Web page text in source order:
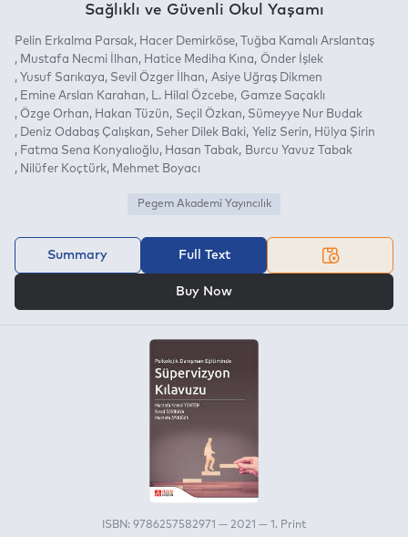
Sağlıklı ve Güvenli Okul Yaşamı
Pelin Erkalma Parsak Hacer Demirköse
Tuğba Kamalı Arslantaş
Mustafa Necmi İlhan
Hatice Mediha Kına
Önder İşlek
Yusuf Sarıkaya
Sevil Özger İlhan
Asiye Uğraş Dikmen
Emine Arslan Karahan
L. Hilal Özcebe
Gamze Saçaklı
Özge Orhan
Hakan Tüzün Seçil Özkan
Sümeyye Nur Budak
Deniz Odabaş Çalışkan
Seher Dilek Baki Yeliz Serin
Hülya Şirin
Fatma Sena Konyalıoğlu
Hasan Tabak
Burcu Yavuz Tabak
Nilüfer Koçtürk
Mehmet Boyacı
Pegem Akademi Yayıncılık
Summary Full Text
Buy Now
ISBN: 9786257582971 — 2021 — 1. Print